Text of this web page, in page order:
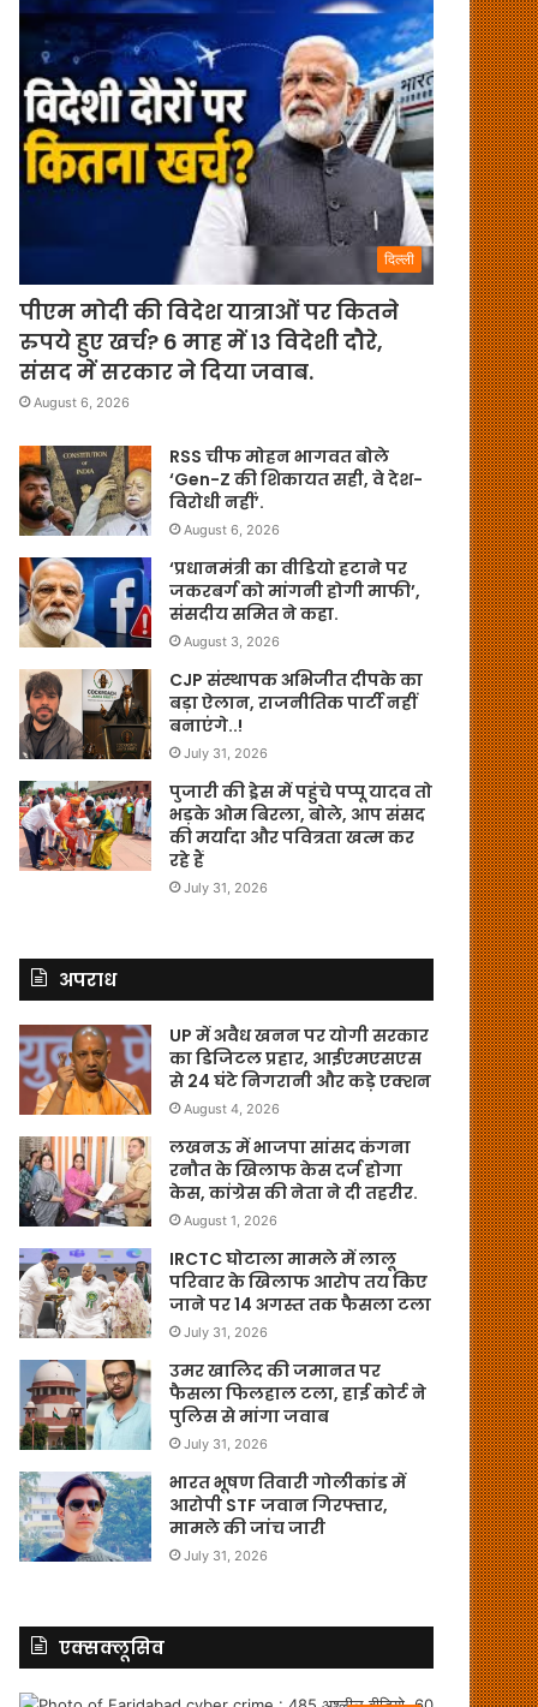
दिल्ली
पीएम मोदी की विदेश यात्राओं पर कितने
रुपये हुए खर्च? 6 माह में 13 विदेशी दौरे,
संसद में सरकार ने दिया जवाब.
August 6, 2026
RSS चीफ मोहन भागवत बोले
‘Gen-Z की शिकायत सही, वे देश-
विरोधी नहीं’.
August 6, 2026
‘प्रधानमंत्री का वीडियो हटाने पर
जकरबर्ग को मांगनी होगी माफी’,
संसदीय समित ने कहा.
August 3, 2026
CJP संस्थापक अभिजीत दीपके का
बड़ा ऐलान, राजनीतिक पार्टी नहीं
बनाएंगे..!
July 31, 2026
पुजारी की ड्रेस में पहुंचे पप्पू यादव तो
भड़के ओम बिरला, बोले, आप संसद
की मर्यादा और पवित्रता खत्म कर
रहे हैं
July 31, 2026
अपराध
UP में अवैध खनन पर योगी सरकार
का डिजिटल प्रहार, आईएमएसएस
से 24 घंटे निगरानी और कड़े एक्शन
August 4, 2026
लखनऊ में भाजपा सांसद कंगना
रनौत के खिलाफ केस दर्ज होगा
केस, कांग्रेस की नेता ने दी तहरीर.
August 1, 2026
IRCTC घोटाला मामले में लालू
परिवार के खिलाफ आरोप तय किए
जाने पर 14 अगस्त तक फैसला टला
July 31, 2026
उमर खालिद की जमानत पर
फैसला फिलहाल टला, हाई कोर्ट ने
पुलिस से मांगा जवाब
July 31, 2026
भारत भूषण तिवारी गोलीकांड में
आरोपी STF जवान गिरफ्तार,
मामले की जांच जारी
July 31, 2026
एक्सक्लूसिव